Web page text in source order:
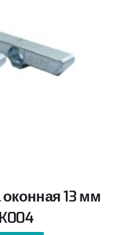
13 мм